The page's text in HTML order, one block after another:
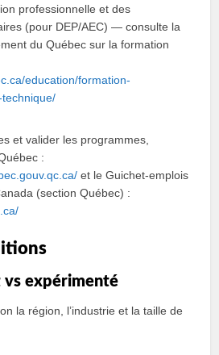
professionnelle et des
(pour DEP/AEC) — consulte la
du Québec sur la formation
education/formation-
et valider les programmes,
:
et le Guichet‑emplois
(section Québec) :
vs expérimenté
la région, l’industrie et la taille de